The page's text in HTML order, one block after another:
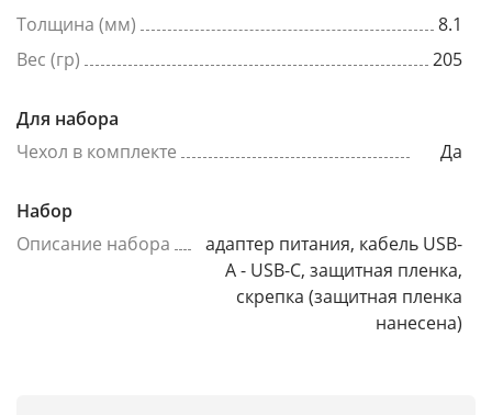
Толщина (мм)
8.1
Вес (гр)
205
Для набора
Чехол в комплекте
Да
Набор
Описание набора
адаптер питания, кабель USB-
A - USB-C, защитная пленка,
скрепка (защитная пленка
нанесена)